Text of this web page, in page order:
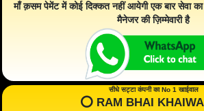
माँ क़सम पेमेंट में कोई दिक्कत नहीं आयेगी एक बार सेवा
मैनेजर की ज़िम्मेवारी है
सीधे सट्टा कंपनी का No 1 खाईवाल
⭕️ RAM BHAI